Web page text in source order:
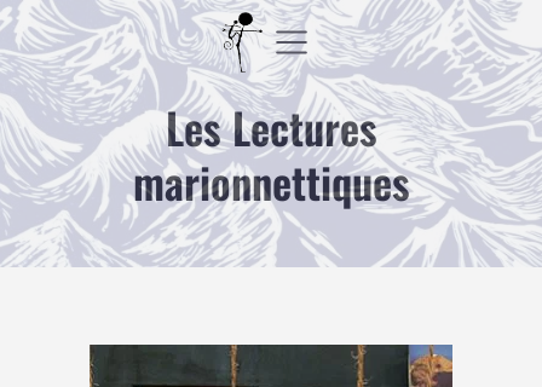
Aller
au
contenu
Les Lectures
marionnettiques